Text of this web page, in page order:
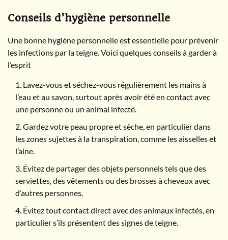
Conseils d’hygiène personnelle
Une bonne hygiène personnelle est essentielle pour prévenir
les infections par la teigne. Voici quelques conseils à garder à
l’esprit
Lavez-vous et séchez-vous régulièrement les mains à
l’eau et au savon, surtout après avoir été en contact avec
une personne ou un animal infecté.
Gardez votre peau propre et sèche, en particulier dans
les zones sujettes à la transpiration, comme les aisselles et
l’aine.
Évitez de partager des objets personnels tels que des
serviettes, des vêtements ou des brosses à cheveux avec
d’autres personnes.
Évitez tout contact direct avec des animaux infectés, en
particulier s’ils présentent des signes de teigne.